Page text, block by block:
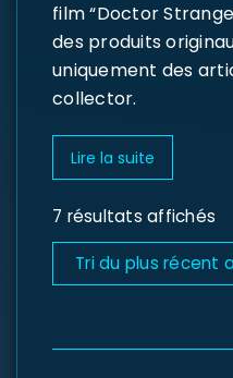
film “Doctor
des produits
uniquement des
collector.
Lire la suite
7 résultats affichés
Tri du plus récent